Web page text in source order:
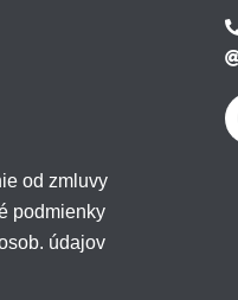
od zmluvy
podmienky
údajov